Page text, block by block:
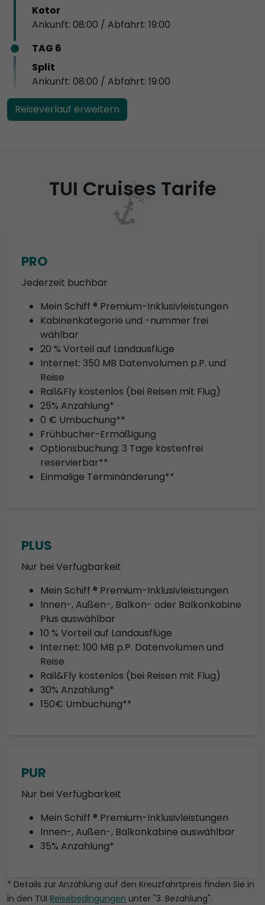
Kotor
Ankunft: 08:00 / Abfahrt: 19:00
TAG 6
Split
Ankunft: 08:00 / Abfahrt: 19:00
Reiseverlauf erweitern
TUI Cruises Tarife
PRO
Jederzeit buchbar
Mein Schiff ® Premium-Inklusivleistungen
Kabinenkategorie und -nummer frei
wählbar
20 % Vorteil auf Landausflüge
Internet: 350 MB Datenvolumen p.P. und
Reise
Rail&Fly kostenlos (bei Reisen mit Flug)
25% Anzahlung*
0 € Umbuchung**
Frühbucher-Ermäßigung
Optionsbuchung: 3 Tage kostenfrei
reservierbar**
Einmalige Terminänderung**
PLUS
Nur bei Verfügbarkeit
Mein Schiff ® Premium-Inklusivleistungen
Innen-, Außen-, Balkon- oder Balkonkabine
Plus auswählbar
10 % Vorteil auf Landausflüge
Internet: 100 MB p.P. Datenvolumen und
Reise
Rail&Fly kostenlos (bei Reisen mit Flug)
30% Anzahlung*
150€ Umbuchung**
PUR
Nur bei Verfügbarkeit
Mein Schiff ® Premium-Inklusivleistungen
Innen-, Außen-, Balkonkabine auswählbar
35% Anzahlung*
* Details zur Anzahlung auf den Kreuzfahrtpreis finden Sie in
in den TUI Reisebedingungen unter "3. Bezahlung".